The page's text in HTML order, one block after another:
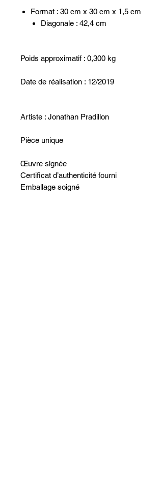
Format : 30 cm x 30 cm x 1,5 cm
Diagonale : 42,4 cm
Poids approximatif : 0,300 kg
Date de réalisation : 12/2019
Artiste : Jonathan Pradillon
Pièce unique
Œuvre signée
Certificat d’authenticité fourni
Emballage soigné